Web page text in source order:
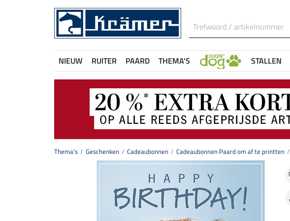
NIEUW RUITER PAARD THEMA'S STALLEN
Thema's Geschenken Cadeaubonnen Cadeaubonnen Paard om af te printten